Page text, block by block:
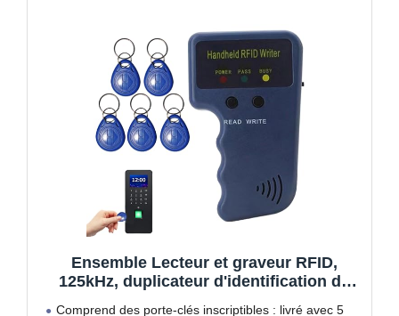
Ensemble Lecteur et graveur RFID,
125kHz, duplicateur d'identification de
Comprend des porte-clés inscriptibles : livré avec 5